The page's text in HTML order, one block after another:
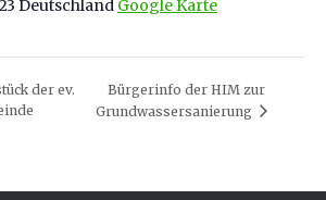
Deutschland Google Karte
der ev.
Bürgerinfo der HIM zur
Grundwassersanierung